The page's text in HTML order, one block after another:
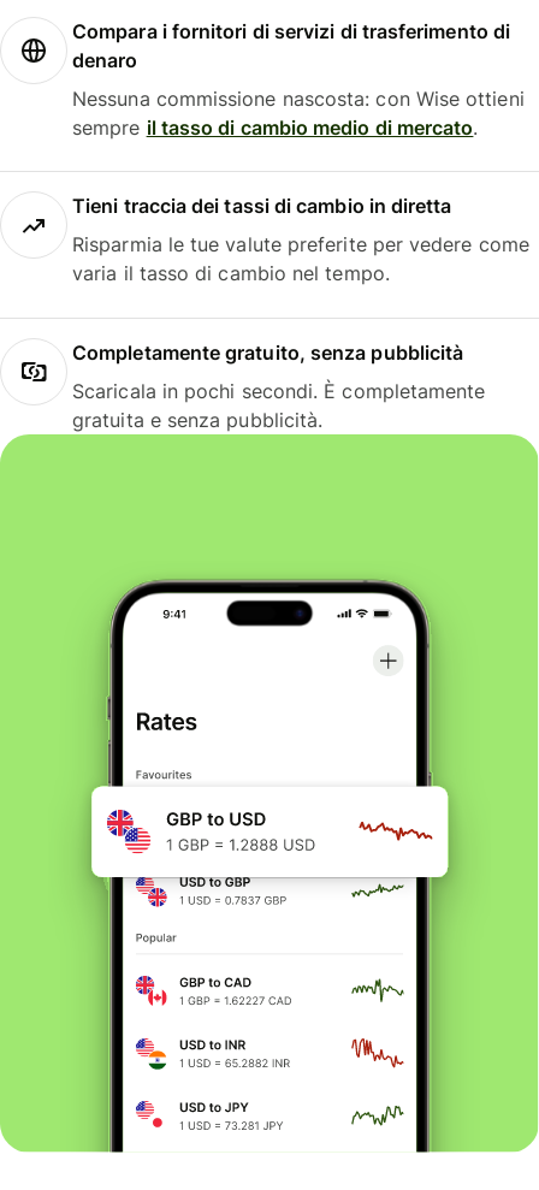
Compara i fornitori di servizi di trasferimento di
denaro
Nessuna commissione nascosta: con Wise ottieni
sempre il tasso di cambio medio di mercato.
Tieni traccia dei tassi di cambio in diretta
Risparmia le tue valute preferite per vedere come
varia il tasso di cambio nel tempo.
Completamente gratuito, senza pubblicità
Scaricala in pochi secondi. È completamente
gratuita e senza pubblicità.